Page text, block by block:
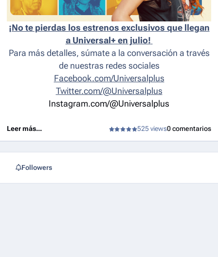
¡No te pierdas los estrenos exclusivos que llegan
a Universal+ en julio!
Para más detalles, súmate a la conversación a través
de nuestras redes sociales
Facebook.com/Universalplus
Twitter.com/@Universalplus
Instagram.com/@Universalplus
Leer más... 525 views0 comentarios
Followers